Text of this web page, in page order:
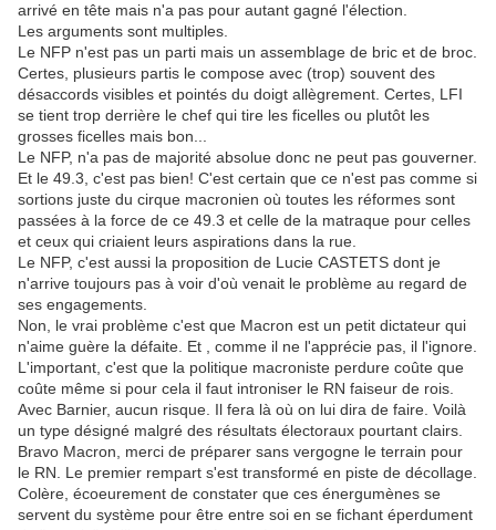
arrivé en tête mais n'a pas pour autant gagné l'élection.
Les arguments sont multiples.
Le NFP n'est pas un parti mais un assemblage de bric et de broc.
Certes, plusieurs partis le compose avec (trop) souvent des
désaccords visibles et pointés du doigt allègrement. Certes, LFI
se tient trop derrière le chef qui tire les ficelles ou plutôt les
grosses ficelles mais bon...
Le NFP, n'a pas de majorité absolue donc ne peut pas gouverner.
Et le 49.3, c'est pas bien! C'est certain que ce n'est pas comme si
sortions juste du cirque macronien où toutes les réformes sont
passées à la force de ce 49.3 et celle de la matraque pour celles
et ceux qui criaient leurs aspirations dans la rue.
Le NFP, c'est aussi la proposition de Lucie CASTETS dont je
n'arrive toujours pas à voir d'où venait le problème au regard de
ses engagements.
Non, le vrai problème c'est que Macron est un petit dictateur qui
n'aime guère la défaite. Et , comme il ne l'apprécie pas, il l'ignore.
L'important, c'est que la politique macroniste perdure coûte que
coûte même si pour cela il faut introniser le RN faiseur de rois.
Avec Barnier, aucun risque. Il fera là où on lui dira de faire. Voilà
un type désigné malgré des résultats électoraux pourtant clairs.
Bravo Macron, merci de préparer sans vergogne le terrain pour
le RN. Le premier rempart s'est transformé en piste de décollage.
Colère, écoeurement de constater que ces énergumènes se
servent du système pour être entre soi en se fichant éperdument